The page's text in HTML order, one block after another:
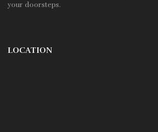
your doorsteps.
LOCATION